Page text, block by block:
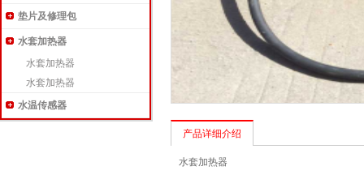
垫片及修理包
水套加热器
水套加热器
水套加热器
水温传感器
产品详细介绍
水套加热器